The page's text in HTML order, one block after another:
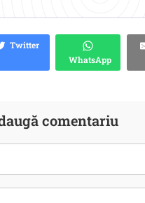
Twitter
WhatsApp
comentariu